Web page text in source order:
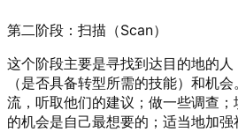
第二阶段：扫描（Scan）
这个阶段主要是寻找到达目的地的
（是否具备转型所需的技能）和机
流，听取他们的建议；做一些调查
的机会是自己最想要的；适当地加强